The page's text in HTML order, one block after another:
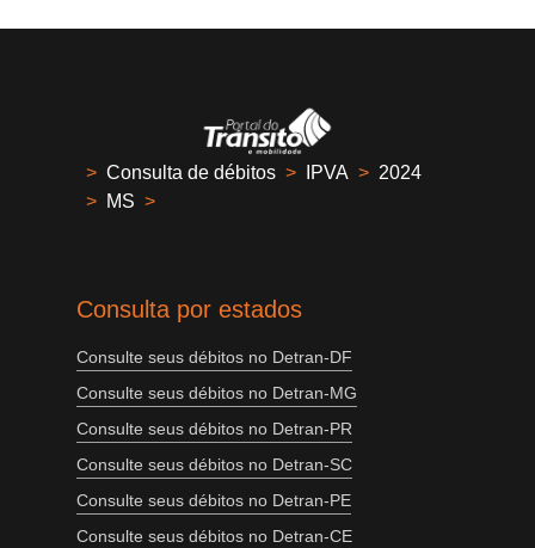
> Consulta de débitos > IPVA > 2024
> MS >
Consulta por estados
Consulte seus débitos no Detran-DF
Consulte seus débitos no Detran-MG
Consulte seus débitos no Detran-PR
Consulte seus débitos no Detran-SC
Consulte seus débitos no Detran-PE
Consulte seus débitos no Detran-CE